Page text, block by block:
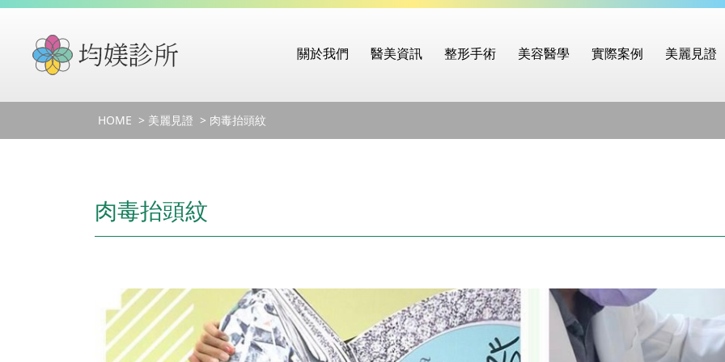
關於我們 醫美資訊 整形手術 美容醫學 實際案例 美麗見證
HOME 美麗見證 肉毒抬頭紋
肉毒抬頭紋